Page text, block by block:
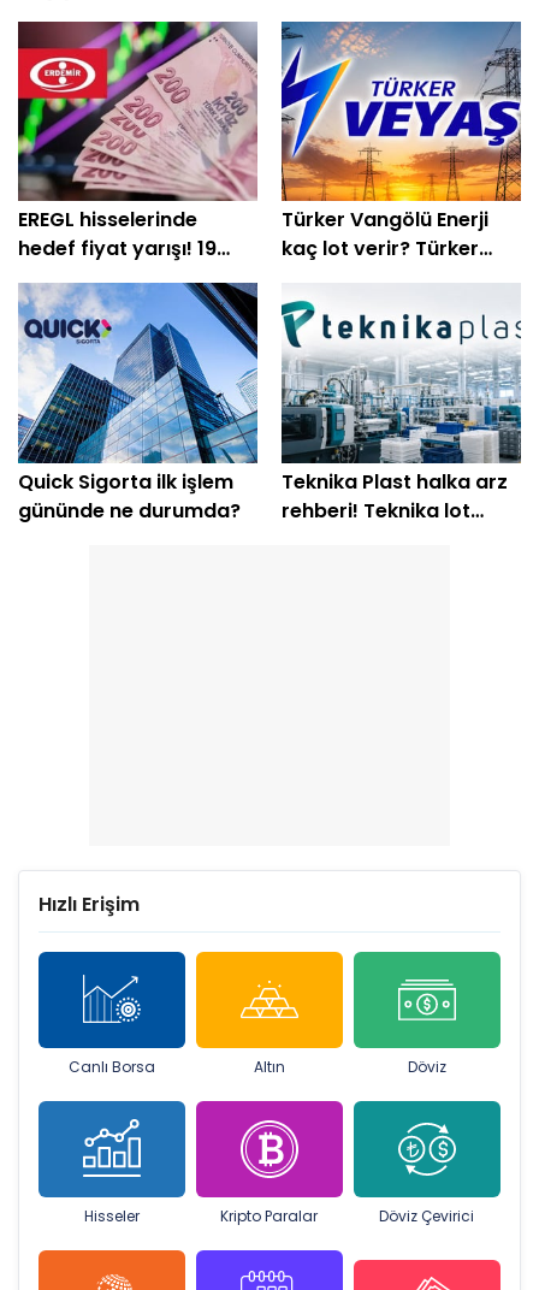
EREGL hisselerinde
hedef fiyat yarışı! 19
kurum beklentisini
açıkladı
Türker Vangölü Enerji
kaç lot verir? Türker
Vangölü Enerji halka arz
oluyor
Quick Sigorta ilk işlem
gününde ne durumda?
Teknika Plast halka arz
rehberi! Teknika lot
Hızlı Erişim
Canlı Borsa Altın Döviz
Hisseler Kripto Paralar Döviz Çevirici